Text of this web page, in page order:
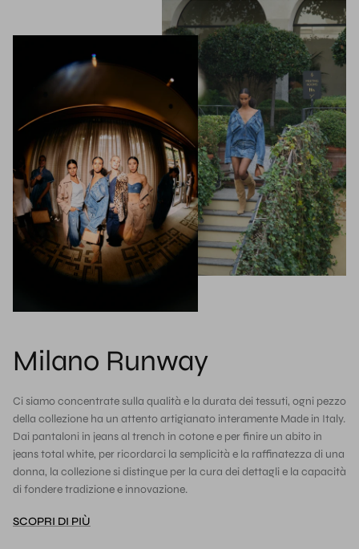
Milano Runway
Ci siamo concentrate sulla qualità e la durata dei tessuti, ogni pezzo
della collezione ha un attento artigianato interamente Made in Italy.
Dai pantaloni in jeans al trench in cotone e per finire un abito in
jeans total white, per ricordarci la semplicità e la raffinatezza di una
donna, la collezione si distingue per la cura dei dettagli e la capacità
di fondere tradizione e innovazione.
SCOPRI DI PIÙ